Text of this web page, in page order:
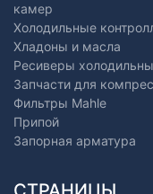
камер
Холодильные
Хладоны и масла
Ресиверы
Запчасти для
Фильтры Mahle
Припой
Запорная арматура